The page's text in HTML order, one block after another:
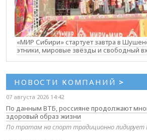
«МИР Сибири» стартует завтра в
этники, мировые звёзды и свободный
НОВОСТИ КОМПАНИЙ >
07 августа 2026 14:42
По данным ВТБ, россияне продолжают
здоровый образ жизни
По тратам на спорт традиционно лидирует